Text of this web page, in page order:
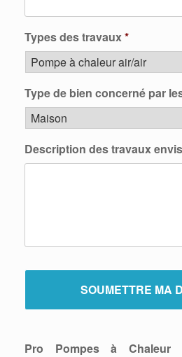
Types des travaux*
Type de bien concerné par
Description des travaux
Pro Pompes à Chaleur